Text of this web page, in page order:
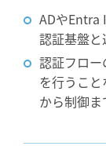
ADやEntra
認証基盤と
認証フロ
を行うこ
から制御